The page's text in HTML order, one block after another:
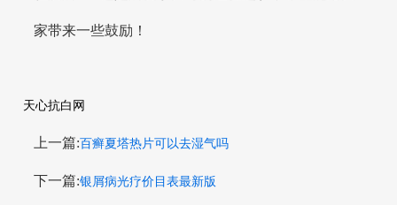
家带来一些鼓励！
天心抗白网
上一篇:百癣夏塔热片可以去湿气吗
下一篇:银屑病光疗价目表最新版